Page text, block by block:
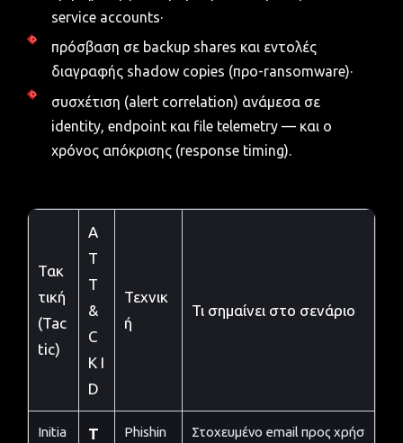
service accounts·
πρόσβαση σε backup shares και εντολές
διαγραφής shadow copies (προ-ransomware)·
συσχέτιση (alert correlation) ανάμεσα σε
identity, endpoint και file telemetry — και ο
χρόνος απόκρισης (response timing).
Τακ
τική
(Tac
tic)
A
T
T
&
C
K I
D
Τεχνικ
ή
Τι σημαίνει στο σενάριο
Initia
T
Phishin
Στοχευμένο email προς χρήσ